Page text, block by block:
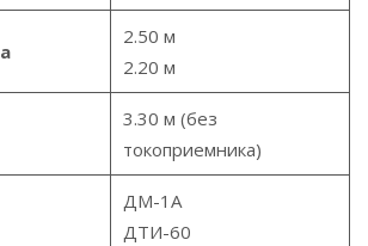
2.50 м
2.20 м
3.30 м (без
токоприемника)
ДМ-1А
ДТИ-60